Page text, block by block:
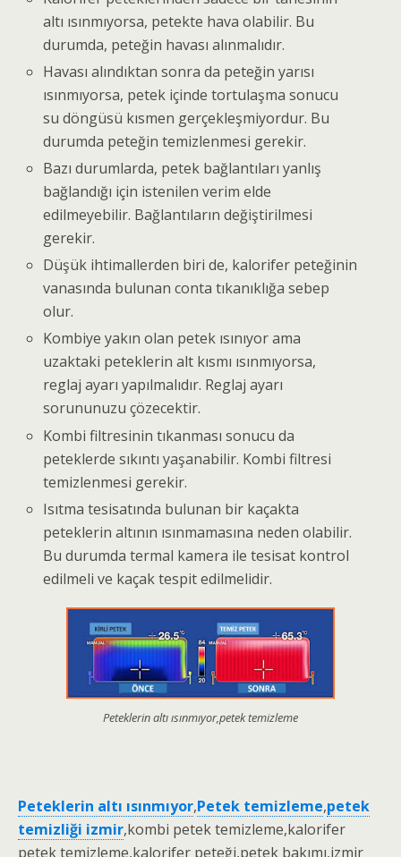
altı ısınmıyorsa, petekte hava olabilir. Bu
durumda, peteğin havası alınmalıdır.
Havası alındıktan sonra da peteğin yarısı
ısınmıyorsa, petek içinde tortulaşma sonucu
su döngüsü kısmen gerçekleşmiyordur. Bu
durumda peteğin temizlenmesi gerekir.
Bazı durumlarda, petek bağlantıları yanlış
bağlandığı için istenilen verim elde
edilmeyebilir. Bağlantıların değiştirilmesi
gerekir.
Düşük ihtimallerden biri de, kalorifer peteğinin
vanasında bulunan conta tıkanıklığa sebep
olur.
Kombiye yakın olan petek ısınıyor ama
uzaktaki peteklerin alt kısmı ısınmıyorsa,
reglaj ayarı yapılmalıdır. Reglaj ayarı
sorununuzu çözecektir.
Kombi filtresinin tıkanması sonucu da
peteklerde sıkıntı yaşanabilir. Kombi filtresi
temizlenmesi gerekir.
Isıtma tesisatında bulunan bir kaçakta
peteklerin altının ısınmamasına neden olabilir.
Bu durumda termal kamera ile tesisat kontrol
edilmeli ve kaçak tespit edilmelidir.
Peteklerin altı ısınmıyor,petek temizleme
Peteklerin altı ısınmıyor,Petek temizleme,petek
temizliği izmir,kombi petek temizleme,kalorifer
petek temizleme,kalorifer peteği,petek bakımı,izmir